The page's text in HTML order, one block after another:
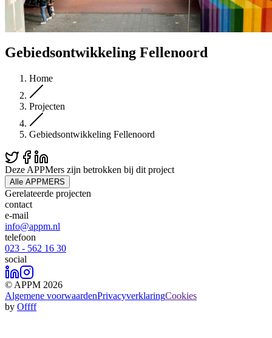
Gebiedsontwikkeling Fellenoord
Home
Projecten
Gebiedsontwikkeling Fellenoord
Deze APPMers zijn betrokken bij dit project
Alle APPMERS
Gerelateerde projecten
contact
e-mail
info@appm.nl
telefoon
023 - 562 16 30
social
© APPM 2026
Algemene voorwaardenPrivacyverklaringCookies
by Offff